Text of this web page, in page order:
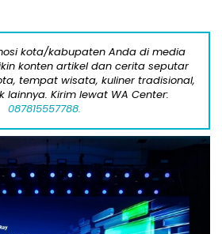
kota/kabupaten Anda di media
konten artikel dan cerita seputar
tempat wisata, kuliner tradisional,
lainnya. Kirim lewat WA Center:
087815557788.